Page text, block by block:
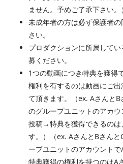
ません。予めご了承下さい。）
未成年者の方は必ず保護者
さい。
プロダクションに所属して
募ください。
1つの動画につき特典を獲得
権利を有するのは動画にご
て頂きます。（ex. Aさんと
のグループユニットのアカ
投稿→特典を獲得できるのは
す。）（ex. AさんとBさん
ープユニットのアカウント
特典獲得の権利を持つのはA